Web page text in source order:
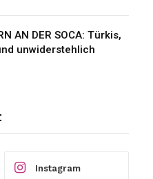
AN DER SOCA: Türkis,
unwiderstehlich
Instagram